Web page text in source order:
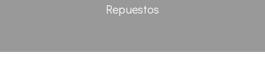
Repuestos